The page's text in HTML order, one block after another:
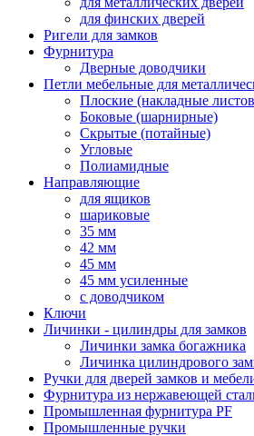
для финских дверей
Ригели для замков
Фурнитура
Дверные доводчики
Петли мебельные для
Плоские (накладные
Боковые (шарнирные)
Скрытые (потайные)
Угловые
Полиамидные
Направляющие
для ящиков
шариковые
35 мм
42 мм
45 мм
45 мм усиленные
с доводчиком
Ключи
Личинки - цилиндры для замков
Личинки замка богажника
Личинка цилиндрового
Ручки для дверей замков и
Фурнитура из нержавеющей
Промышленная фурнитура PF
Промышленные ручки